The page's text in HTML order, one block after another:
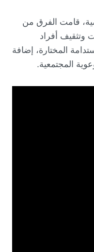
قامت الفرق من
وتثقيف أفراد
المختارة، إضافة
المجتمعية.